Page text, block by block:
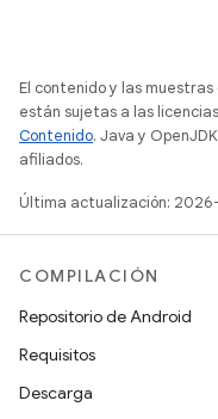
El contenido y las
están sujetas a las
Contenido. Java y
afiliados.
Última actualización:
COMPILACIÓN
Repositorio de Android
Requisitos
Descarga